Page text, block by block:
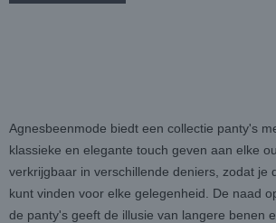
Agnesbeenmode biedt een collectie panty's
klassieke en elegante touch geven aan elke
verkrijgbaar in verschillende deniers, zodat je
kunt vinden voor elke gelegenheid. De naad
de panty's geeft de illusie van langere benen